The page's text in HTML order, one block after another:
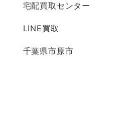
宅配買取センター
LINE買取
千葉県市原市